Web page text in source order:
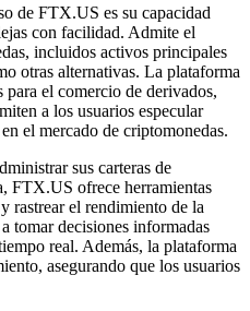
de FTX.US es su capacidad
con facilidad. Admite el
incluidos activos principales
otras alternativas. La plataforma
el comercio de derivados,
a los usuarios especular
el mercado de criptomonedas.
sus carteras de
FTX.US ofrece herramientas
rastrear el rendimiento de la
tomar decisiones informadas
real. Además, la plataforma
asegurando que los usuarios